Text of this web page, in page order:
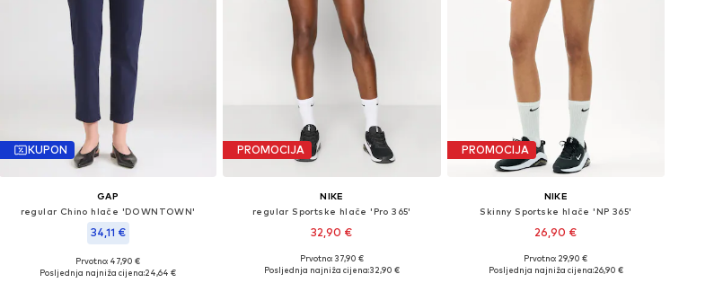
KUPON
GAP
regular Chino hlače 'DOWNTOWN'
34,11 €
Dostupne veličine: 34, 36, 38, 40, 44
Prvotno: 47,90 €
Posljednja najniža cijena:24,64 €
PROMOCIJA
NIKE
regular Sportske hlače 'Pro 365'
32,90 €
Dostupne veličine: XS, S, M, L, XL
Prvotno: 37,90 €
Posljednja najniža cijena:32,90 €
PROMOCIJA
NIKE
Skinny Sportske hlače 'NP 365'
26,90 €
+ 4
Dostupne veličine: S, M, L
Prvotno: 29,90 €
Posljednja najniža cijena:26,90 €